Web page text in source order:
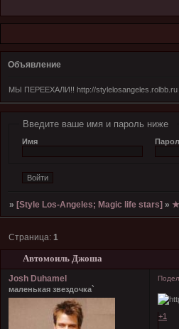
Объявление
МЫ ПЕРЕЕХАЛИ!! http://stylelosangeles.rolbb.ru
Введите ваше имя и пароль ниже
Имя
»[Style Los-Angeles; Magic life stars] »
Автомоиль Джоша
Страница:1
Josh Duhamel
маленькая звездочка`
+1